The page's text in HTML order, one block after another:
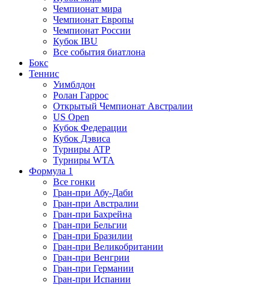
Чемпионат мира
Чемпионат Европы
Чемпионат России
Кубок IBU
Все события биатлона
Бокс
Теннис
Уимблдон
Ролан Гаррос
Открытый Чемпионат Австралии
US Open
Кубок Федерации
Кубок Дэвиса
Турниры ATP
Турниры WTA
Формула 1
Все гонки
Гран-при Абу-Даби
Гран-при Австралии
Гран-при Бахрейна
Гран-при Бельгии
Гран-при Бразилии
Гран-при Великобритании
Гран-при Венгрии
Гран-при Германии
Гран-при Испании